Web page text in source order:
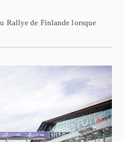
Rallye de Finlande lorsque